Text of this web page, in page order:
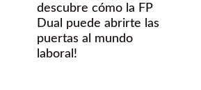
descubre cómo la FP
Dual puede abrirte las
puertas al mundo
laboral!